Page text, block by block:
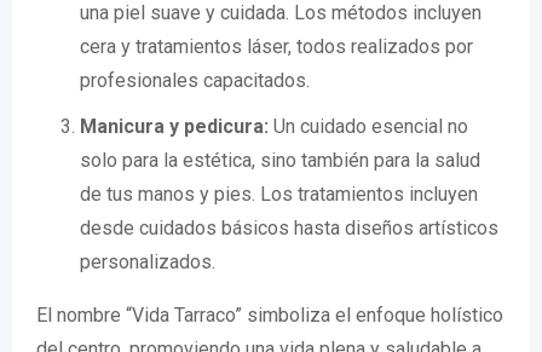
una piel suave y cuidada. Los métodos incluyen
cera y tratamientos láser, todos realizados por
profesionales capacitados.
Manicura y pedicura: Un cuidado esencial no
solo para la estética, sino también para la salud
de tus manos y pies. Los tratamientos incluyen
desde cuidados básicos hasta diseños artísticos
personalizados.
El nombre “Vida Tarraco” simboliza el enfoque holístico